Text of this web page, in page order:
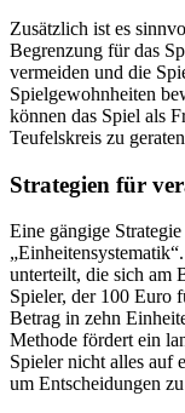
Zusätzlich ist es
Begrenzung für das
vermeiden und die
Spielgewohnheiten
können das Spiel als
Teufelskreis zu
Strategien für
Eine gängige
unterteilt, die sich am
Spieler, der 100 Euro
Betrag in zehn
Methode fördert ein
Spieler nicht alles auf
um Entscheidungen